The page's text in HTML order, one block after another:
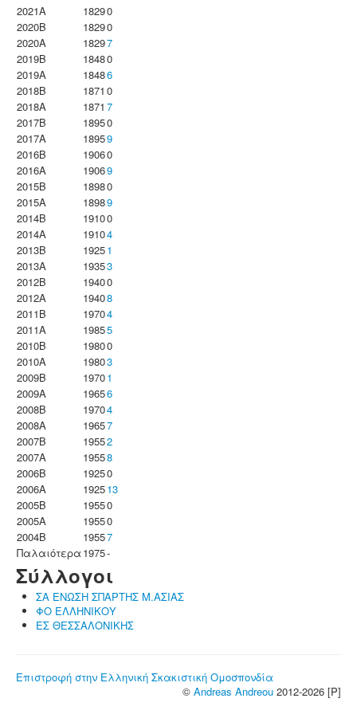
2021A
18290
2020B
18290
2020A
18297
2019B
18480
2019A
18486
2018B
1871 0
2018A
1871 7
2017B
18950
2017A
18959
2016B
19060
2016A
19069
2015B
18980
2015A
18989
2014B
19100
2014A
19104
2013B
19251
2013A
19353
2012B
19400
2012A
19408
2011B
19704
2011A
19855
2010B
19800
2010A
19803
2009B
19701
2009A
19656
2008B
19704
2008A
19657
2007B
19552
2007A
19558
2006B
19250
2006A
192513
2005B
19550
2005A
19550
2004B
19557
Παλαιότερα 1975-
Σύλλογοι
ΣΑ ΕΝΩΣΗ ΣΠΑΡΤΗΣ Μ.ΑΣΙΑΣ
ΦΟ ΕΛΛΗΝΙΚΟΥ
ΕΣ ΘΕΣΣΑΛΟΝΙΚΗΣ
Επιστροφή στην Ελληνική Σκακιστική Ομοσπονδία
© Andreas Andreou 2012-2026 [P]